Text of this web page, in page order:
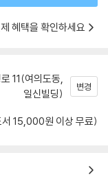
혜택을 확인하세요
11(여의도동,
일신빌딩)
변경
서 15,000원 이상 무료)